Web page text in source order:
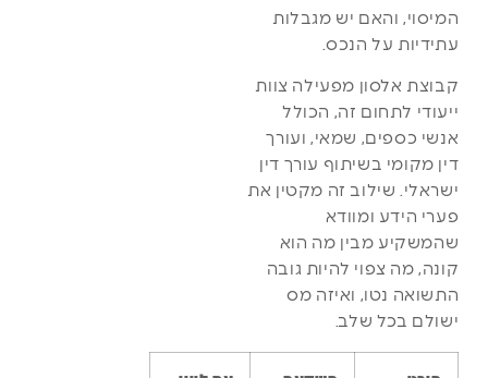
המיסוי, והאם יש מגבלות
עתידיות על הנכס.
קבוצת אלסון מפעילה צוות
ייעודי לתחום זה, הכולל
אנשי כספים, שמאי, ועורך
דין מקומי בשיתוף עורך דין
ישראלי. שילוב זה מקטין את
פערי הידע ומוודא
שהמשקיע מבין מה הוא
קונה, מה צפוי להיות גובה
התשואה נטו, ואיזה מס
ישולם בכל שלב.